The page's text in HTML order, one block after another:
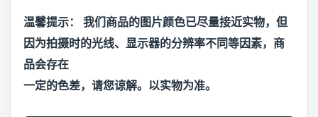
温馨提示： 我们商品的图片颜色已尽量接近实物，但
因为拍摄时的光线、显示器的分辨率不同等因素，商
品会存在
一定的色差，请您谅解。以实物为准。